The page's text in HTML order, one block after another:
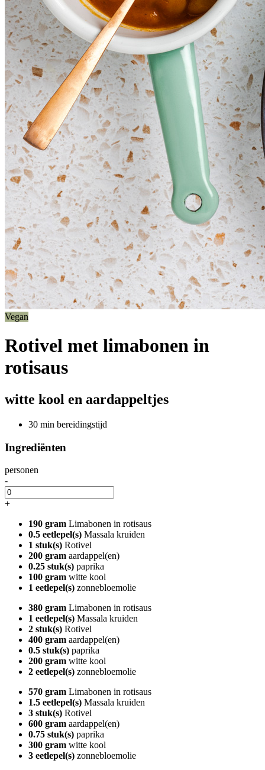
Vegan
Rotivel met limabonen in
rotisaus
witte kool en aardappeltjes
30 min bereidingstijd
Ingrediënten
personen
-
+
190 gram Limabonen in rotisaus
0.5 eetlepel(s) Massala kruiden
1 stuk(s) Rotivel
200 gram aardappel(en)
0.25 stuk(s) paprika
100 gram witte kool
1 eetlepel(s) zonnebloemolie
380 gram Limabonen in rotisaus
1 eetlepel(s) Massala kruiden
2 stuk(s) Rotivel
400 gram aardappel(en)
0.5 stuk(s) paprika
200 gram witte kool
2 eetlepel(s) zonnebloemolie
570 gram Limabonen in rotisaus
1.5 eetlepel(s) Massala kruiden
3 stuk(s) Rotivel
600 gram aardappel(en)
0.75 stuk(s) paprika
300 gram witte kool
3 eetlepel(s) zonnebloemolie